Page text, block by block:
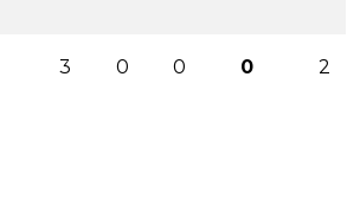
3 0 0 0 2